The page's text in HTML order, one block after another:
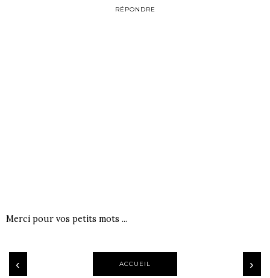
RÉPONDRE
Merci pour vos petits mots ...
‹ ›
ACCUEIL